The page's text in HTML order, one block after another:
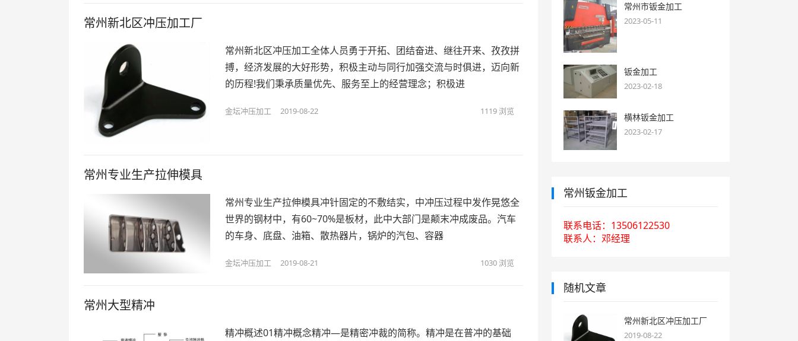
常州新北区冲压加工厂
常州新北区冲压加工全体人员勇于开拓、团结奋进、继往开来、孜孜拼
搏，经济发展的大好形势，积极主动与同行加强交流与时俱进，迈向新
的历程!我们秉承质量优先、服务至上的经营理念；积极进
金坛冲压加工 2019-08-22 1119浏览
常州专业生产拉伸模具
常州专业生产拉伸模具冲针固定的不敷结实，中冲压过程中发作晃悠​全
世界的钢材中，有60~70%是板材，此中大部门是颠末冲成废品。汽车
的车身、底盘、油箱、散热器片，锅炉的汽包、容器
金坛冲压加工 2019-08-21 1030浏览
常州大型精冲
精冲概述01精冲概念精冲—是精密冲裁的简称。精冲是在普冲的基础
常州市钣金加工
2023-05-11
钣金加工
2023-02-18
横林钣金加工
2023-02-17
常州钣金加工
联系电话：13506122530
联系人：邓经理
随机文章
常州新北区冲压加工厂
2019-08-22